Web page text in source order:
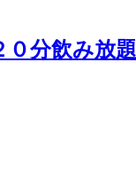
分飲み放